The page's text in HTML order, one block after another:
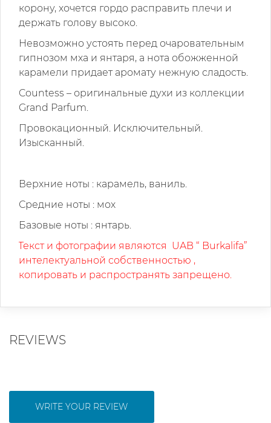
корону, хочется гордо расправить плечи и
держать голову высоко.
Невозможно устоять перед очаровательным
гипнозом мха и янтаря, а нота обожженной
карамели придает аромату нежную сладость.
Countess – оригинальные духи из коллекции
Grand Parfum
Провокационный. Исключительный.
Изысканный.
Верхние ноты : карамель, ваниль.
Средние ноты : мох
Базовые ноты : янтарь.
Текст и фотографии являются UAB “ Burkalifa”
интелектуальной собственностью ,
копировать и распространять запрещено.
REVIEWS
WRITE YOUR REVIEW